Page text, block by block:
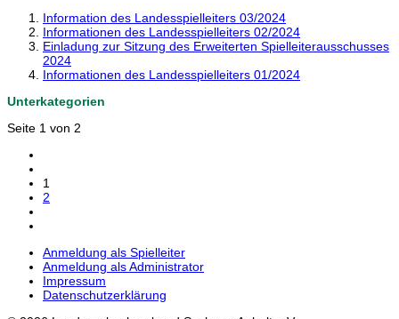
Information des Landesspielleiters 03/2024
Informationen des Landesspielleiters 02/2024
Einladung zur Sitzung des Erweiterten Spielleiterausschusses
2024
Informationen des Landesspielleiters 01/2024
Unterkategorien
Seite 1 von 2
1
2
Anmeldung als Spielleiter
Anmeldung als Administrator
Impressum
Datenschutzerklärung